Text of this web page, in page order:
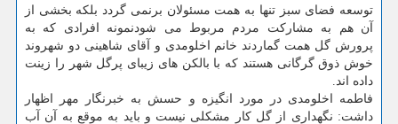
توسعه فضای سبز تنها به همت مسئولان برنمی گردد بلكه بخشی از
آن هم به مشاركت مردم مربوط می شودنمونه افرادی كه به
پرورش گل همت گماردند خانم اخلومدی و آقای شاهینی دو شهروند
خوش ذوق گرگانی هستند كه با بالكن های زیبای پرگل شهر را زینت
داده اند.
فاطمه اخلومدی در مورد انگیزه و حسش به خبرنگار مهر اظهار
داشت: نگهداری از گل كار مشكلی نیست و باید به موقع به آن آب